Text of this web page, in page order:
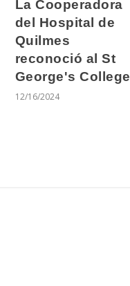
La Cooperadora
del Hospital de
Quilmes
reconoció al St
George's College
12/16/2024